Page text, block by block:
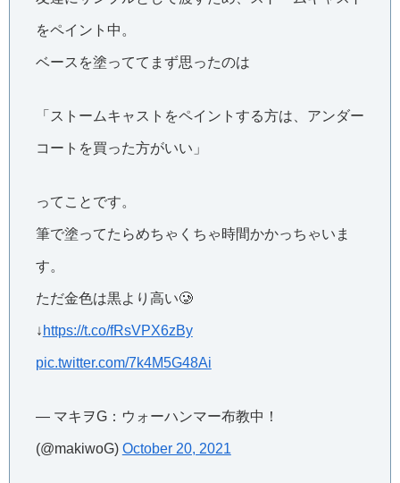
をペイント中。
ベースを塗っててまず思ったのは
「ストームキャストをペイントする方は、アンダー
コートを買った方がいい」
ってことです。
筆で塗ってたらめちゃくちゃ時間かかっちゃいま
す。
ただ金色は黒より高い🥲
↓ https://t.co/fRsVPX6zBy
pic.twitter.com/7k4M5G48Ai
— マキヲG：ウォーハンマー布教中！
(@makiwoG) October 20, 2021